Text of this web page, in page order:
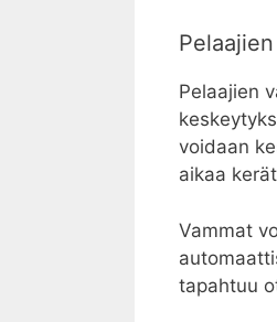
Pelaajien
voidaan
aikaa
Vammat
tapahtuu